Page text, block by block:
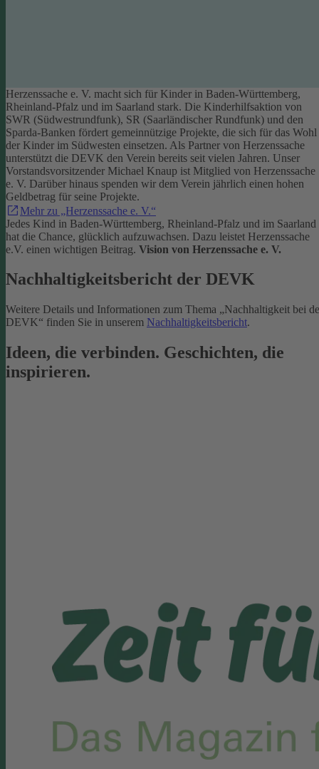
Herzenssache e. V. macht sich für Kinder in Baden-Württemberg,
Rheinland-Pfalz und im Saarland stark. Die Kinderhilfsaktion von
SWR (Südwestrundfunk), SR (Saarländischer Rundfunk) und den
Sparda-Banken fördert gemeinnützige Projekte, die sich für das Wohl
der Kinder im Südwesten einsetzen. Als Partner von Herzenssache
unterstützt die DEVK den Verein bereits seit vielen Jahren. Unser
Vorstandsvorsitzender Michael Knaup ist Mitglied von Herzenssache
e. V. Darüber hinaus spenden wir dem Verein jährlich einen hohen
Geldbetrag für seine Projekte.
Mehr zu „Herzenssache e. V.“
Jedes Kind in Baden-Württemberg, Rheinland-Pfalz und im Saarland
hat die Chance, glücklich aufzuwachsen. Dazu leistet Herzenssache
e.V. einen wichtigen Beitrag. Vision von Herzenssache e. V.
Nachhaltigkeitsbericht der DEVK
Weitere Details und Informationen zum Thema „Nachhaltigkeit bei
DEVK“ finden Sie in unserem Nachhaltigkeitsbericht.
Ideen, die verbinden. Geschichten, die
inspirieren.